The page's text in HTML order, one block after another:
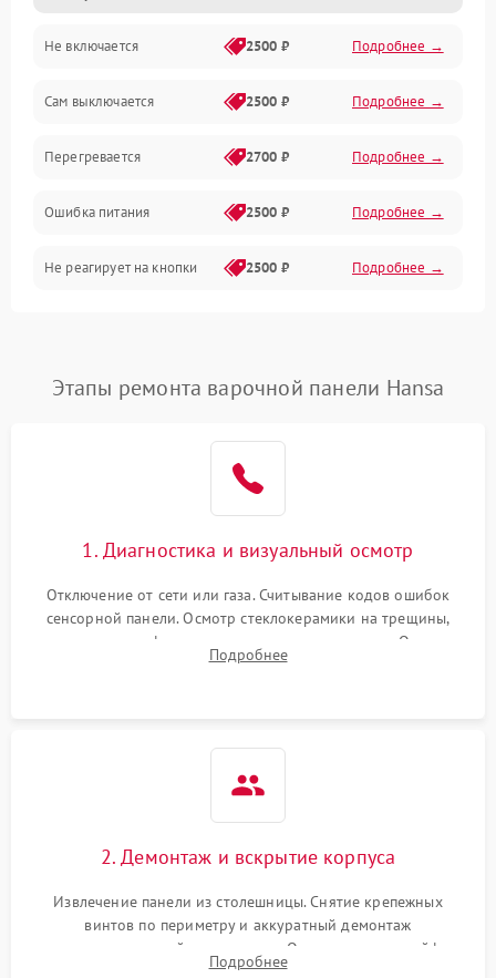
Не включается 2500 ₽ Подробнее →
Сам выключается 2500 ₽ Подробнее →
Перегревается 2700 ₽ Подробнее →
Ошибка питания 2500 ₽ Подробнее →
Не реагирует на кнопки 2500 ₽ Подробнее →
Этапы ремонта варочной панели Hansa
1. Диагностика и визуальный осмотр
Отключение от сети или газа. Считывание кодов ошибок
сенсорной панели. Осмотр стеклокерамики на трещины,
проверка конфорок на равномерность нагрева. Опрос
клиента о симптомах (не включается, не видит посуду,
Подробнее
2. Демонтаж и вскрытие корпуса
Извлечение панели из столешницы. Снятие крепежных
винтов по периметру и аккуратный демонтаж
стеклокерамической поверхности. Отсоединение шлейфов
сенсорного блока для доступа к силовым платам, катушкам
Подробнее